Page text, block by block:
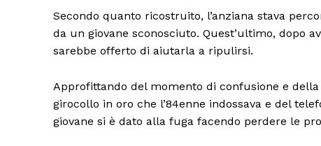
Secondo quanto ricostruito, l’anziana stava
da un giovane sconosciuto. Quest’ultimo, dopo
sarebbe offerto di aiutarla a ripulirsi.
Approfittando del momento di confusione e
girocollo in oro che l’84enne indossava e del
giovane si è dato alla fuga facendo perdere le